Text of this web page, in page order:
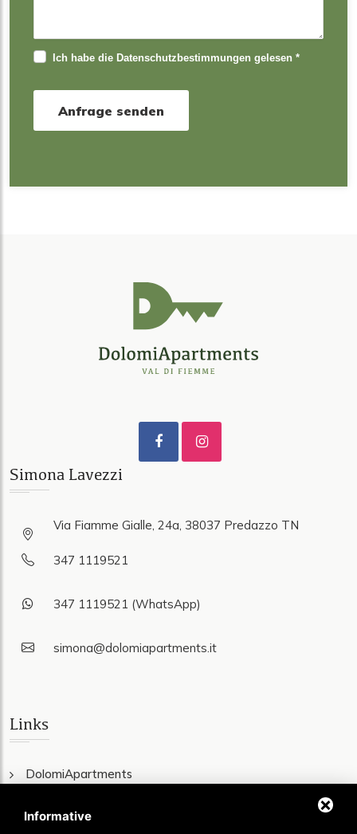
Ich habe die Datenschutzbestimmungen gelesen *
Anfrage senden
Simona Lavezzi
Via Fiamme Gialle, 24a, 38037 Predazzo TN
347 1119521
347 1119521 (WhatsApp)
simona@dolomiapartments.it
Links
DolomiApartments
Val di Fiemme
Informative